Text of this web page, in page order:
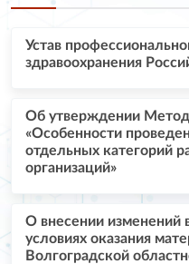
Устав
здравоохранения
Об утверждении
«Особенности
отдельных категорий
организаций»
О внесении изменений
условиях оказания
Волгоградской